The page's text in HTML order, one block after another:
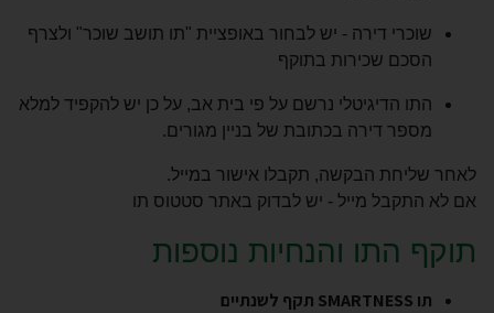
שוכרי דירה - יש לבחור באופציית "תו תושב שוכר" ולצרף
הסכם שכירות בתוקף
התו הדיגיטלי נרשם על פי בית אב, על כן יש להקפיד למלא
מספר דירה בכתובת של בניין מגורים.
לאחר שליחת הבקשה, תקבלו אישור במייל.
אם לא התקבל מייל - יש לבדוק באתר סטטוס תו
תוקף התו והנחיות נוספות
תו SMARTNESS תקף לשנתיים